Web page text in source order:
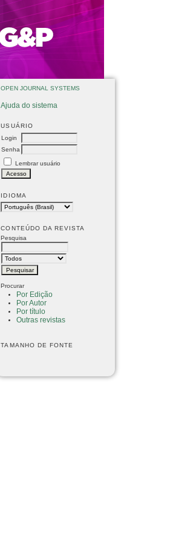
OPEN JOURNAL SYSTEMS
Ajuda do sistema
USUÁRIO
Login
Senha
Lembrar usuário
IDIOMA
CONTEÚDO DA REVISTA
Pesquisa
Procurar
Por Edição
Por Autor
Por título
Outras revistas
TAMANHO DE FONTE